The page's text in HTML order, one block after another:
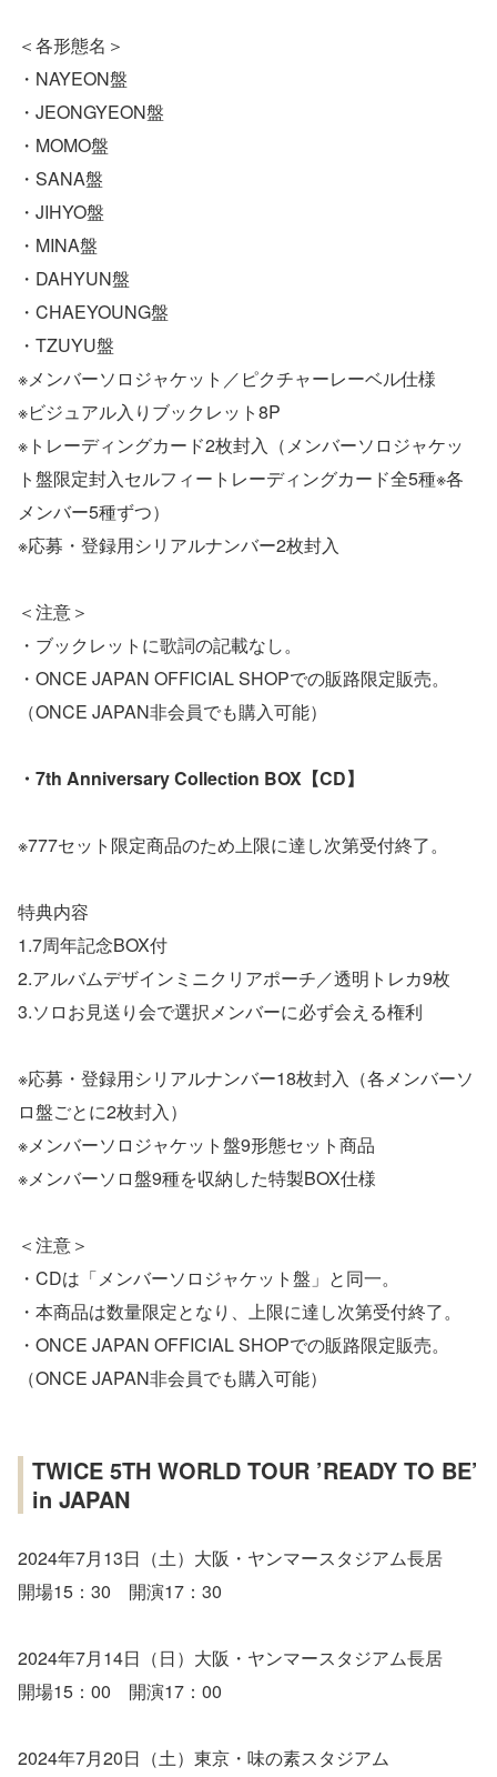
＜各形態名＞
・NAYEON盤
・JEONGYEON盤
・MOMO盤
・SANA盤
・JIHYO盤
・MINA盤
・DAHYUN盤
・CHAEYOUNG盤
・TZUYU盤
※メンバーソロジャケット／ピクチャーレーベル仕様
※ビジュアル入りブックレット8P
※トレーディングカード2枚封入（メンバーソロジャケッ
ト盤限定封入セルフィートレーディングカード全5種※各
メンバー5種ずつ）
※応募・登録用シリアルナンバー2枚封入
＜注意＞
・ブックレットに歌詞の記載なし。
・ONCE JAPAN OFFICIAL SHOPでの販路限定販売。
（ONCE JAPAN非会員でも購入可能）
・7th Anniversary Collection BOX【CD】
※777セット限定商品のため上限に達し次第受付終了。
特典内容
1.7周年記念BOX付
2.アルバムデザインミニクリアポーチ／透明トレカ9枚
3.ソロお見送り会で選択メンバーに必ず会える権利
※応募・登録用シリアルナンバー18枚封入（各メンバーソ
ロ盤ごとに2枚封入）
※メンバーソロジャケット盤9形態セット商品
※メンバーソロ盤9種を収納した特製BOX仕様
＜注意＞
・CDは「メンバーソロジャケット盤」と同一。
・本商品は数量限定となり、上限に達し次第受付終了。
・ONCE JAPAN OFFICIAL SHOPでの販路限定販売。
（ONCE JAPAN非会員でも購入可能）
TWICE 5TH WORLD TOUR ’READY TO BE’
in JAPAN
2024年7月13日（土）大阪・ヤンマースタジアム長居
開場15：30 開演17：30
2024年7月14日（日）大阪・ヤンマースタジアム長居
開場15：00 開演17：00
2024年7月20日（土）東京・味の素スタジアム